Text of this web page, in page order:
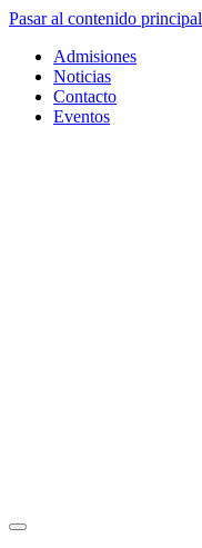
Pasar al contenido principal
Admisiones
Noticias
Contacto
Eventos